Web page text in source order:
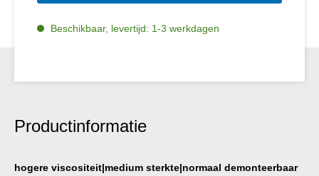
Beschikbaar, levertijd: 1-3 werkdagen
Productinformatie
hogere viscositeit|medium sterkte|normaal demonteerbaar